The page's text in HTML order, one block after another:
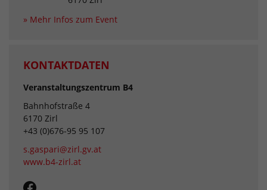
» Mehr Infos zum Event
KONTAKTDATEN
Veranstaltungszentrum B4
Bahnhofstraße 4
6170 Zirl
+43 (0)676-95 95 107
s.gaspari@zirl.gv.at
www.b4-zirl.at